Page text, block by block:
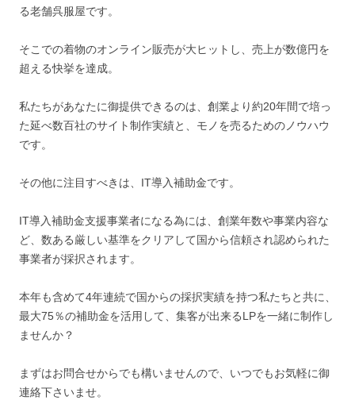
る老舗呉服屋です。
そこでの着物のオンライン販売が大ヒットし、売上が数億円を
超える快挙を達成。
私たちがあなたに御提供できるのは、創業より約20年間で培っ
た延べ数百社のサイト制作実績と、モノを売るためのノウハウ
です。
その他に注目すべきは、IT導入補助金です。
IT導入補助金支援事業者になる為には、創業年数や事業内容な
ど、数ある厳しい基準をクリアして国から信頼され認められた
事業者が採択されます。
本年も含めて4年連続で国からの採択実績を持つ私たちと共に、
最大75％の補助金を活用して、集客が出来るLPを一緒に制作し
ませんか？
まずはお問合せからでも構いませんので、いつでもお気軽に御
連絡下さいませ。